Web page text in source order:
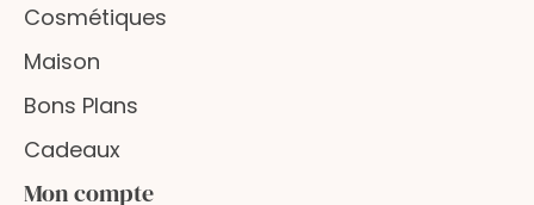
Cosmétiques
Maison
Bons Plans
Cadeaux
Mon compte